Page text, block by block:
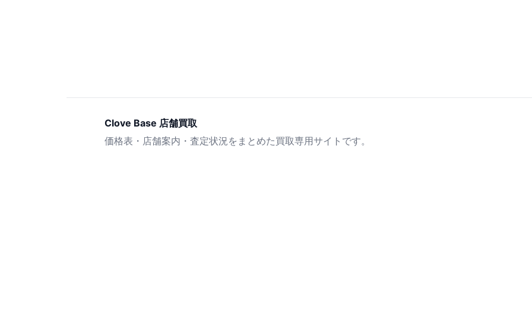
Clove Base 店舗買取
価格表・店舗案内・査定状況をまとめた買取専用サイトです。